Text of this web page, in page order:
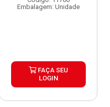
Embalagem: Unidade
FAÇA SEU
LOGIN